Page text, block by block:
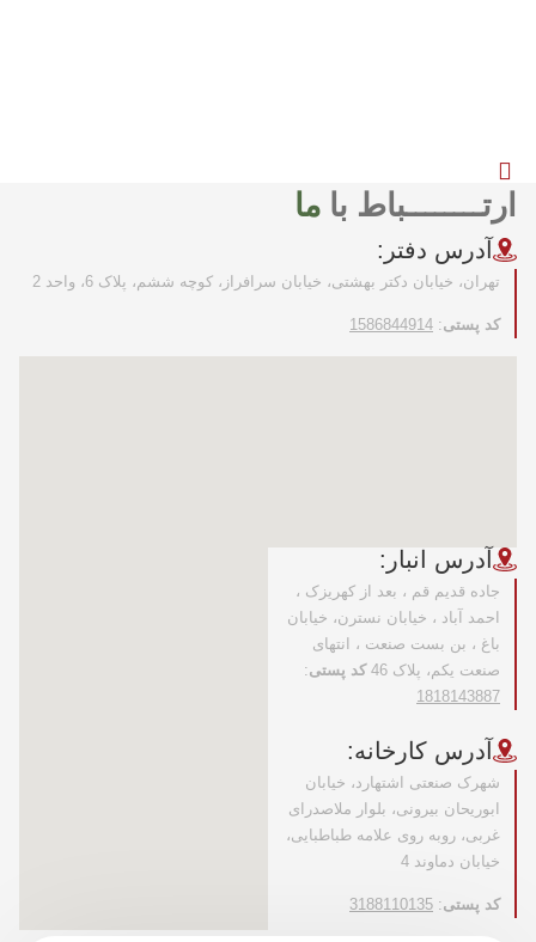
ارتــــــــباط با ما
آدرس دفتر:
تهران، خیابان دکتر بهشتی، خیابان سرافراز، کوچه ششم، پلاک 6، واحد 2
کد پستی:
1586844914
آدرس انبار:
جاده قدیم قم ، بعد از کهریزک ،
احمد آباد ، خیابان نسترن، خیابان
باغ ، بن بست صنعت ، انتهای
صنعت​ یکم، پلاک 46
کد پستی:
1818143887
آدرس کارخانه:
شهرک صنعتی اشتهارد، خیابان
ابوریحان بیرونی، بلوار ملاصدرای
غربی، روبه روی علامه طباطبایی،
خیابان دماوند 4
کد پستی:
3188110135